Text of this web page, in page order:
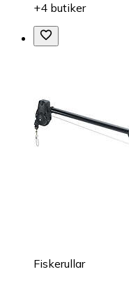
+4 butiker
Fiskerullar